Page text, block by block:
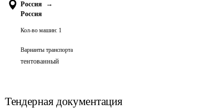
Россия
→
Россия
Кол-во машин: 1
Варианты транспорта
тентованный
Тендерная документация